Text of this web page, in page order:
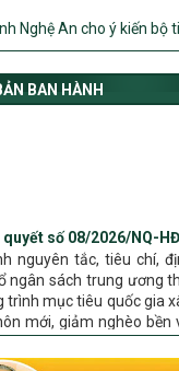
mới
gia xây dựng nông
bền vững và phát triển
quốc gia trên địa bàn
BAN HÀNH
trình mục tiêu quốc gia
mới, giảm nghèo bền
kinh tế – xã hội vùng
thiểu số và miền núi
trên địa bàn tỉnh
số 22-CT/TU